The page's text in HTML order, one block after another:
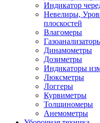
Индикатор
Невелиры,
плоскостей
Влагомеры
Динамометры
Дозиметры
Индикаторы
Люксметры
Логгеры
Курвиметры
Толщиномеры
Анемометры